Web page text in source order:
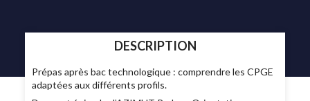
DESCRIPTION
Prépas après bac technologique : comprendre les CPGE
adaptées aux différents profils.